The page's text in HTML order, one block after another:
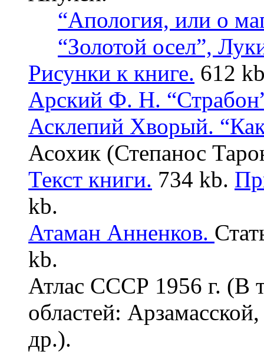
“Апология, или о
“Золотой осел”,
Рисунки к книге. 612
Арский Ф. Н.
Асклепий Хворый.
Асохик (Степанос
Текст книги. 734 kb.
kb.
Атаман Анненков.
kb.
Атлас СССР 1956 г. (В
областей:
др.).